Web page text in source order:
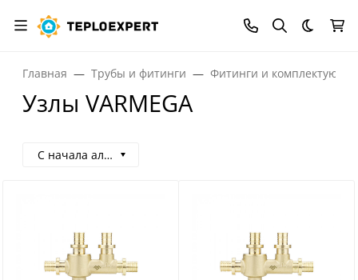
Темная
Главная Трубы и фитинги Фитинги и
Узлы VARMEGA
С начала алфавита